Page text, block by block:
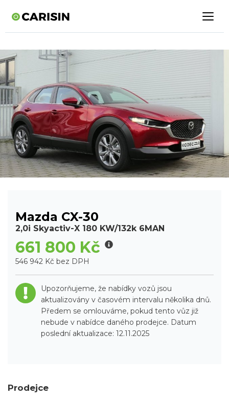
Mazda CX-30
2,0i Skyactiv-X 180 KW/132k 6MAN
661 800 Kč
546 942 Kč bez DPH
Upozorňujeme, že nabídky vozů jsou
aktualizovány v časovém intervalu několika dnů.
Předem se omlouváme, pokud tento vůz již
nebude v nabídce daného prodejce. Datum
poslední aktualizace: 12.11.2025
Prodejce